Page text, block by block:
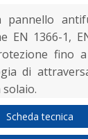
EN 1366-1,
fino a
di
solaio.
Scheda tecnica